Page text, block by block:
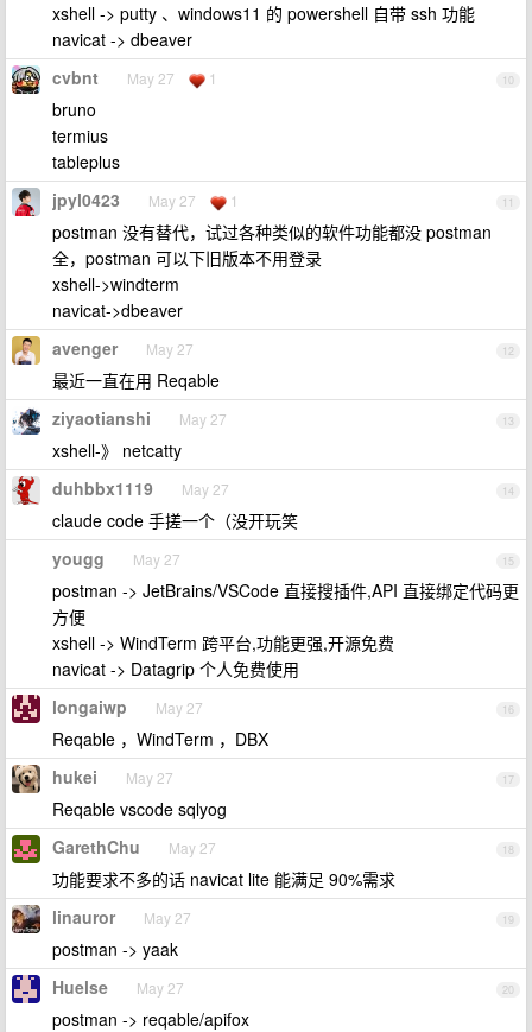
xshell -> putty 、windows11 的 powershell 自带 ssh 功能
navicat -> dbeaver
10
cvbnt May 27 1
bruno
termius
tableplus
11
jpyl0423 May 27 1
postman 没有替代，试过各种类似的软件功能都没 postman
全，postman 可以下旧版本不用登录
xshell->windterm
navicat->dbeaver
12
avenger May 27
最近一直在用 Reqable
13
ziyaotianshi May 27
xshell-》 netcatty
14
duhbbx1119 May 27
claude code 手搓一个（没开玩笑
15
yougg May 27
postman -> JetBrains/VSCode 直接搜插件,API 直接绑定代码更
方便
xshell -> WindTerm 跨平台,功能更强,开源免费
navicat -> Datagrip 个人免费使用
16
longaiwp May 27
Reqable ，WindTerm ，DBX
17
hukei May 27
Reqable vscode sqlyog
18
GarethChu May 27
功能要求不多的话 navicat lite 能满足 90%需求
19
linauror May 27
postman -> yaak
20
Huelse May 27
postman -> reqable/apifox